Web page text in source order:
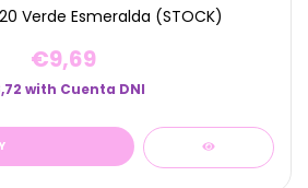
Verde Esmeralda (STOCK)
€9,69
with Cuenta DNI